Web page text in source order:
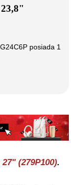
posiada 1
(279P100).